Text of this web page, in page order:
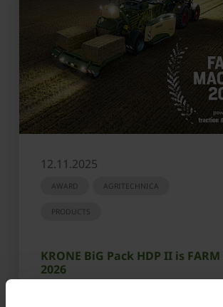
12.11.2025
AWARD AGRITECHNICA
PRODUCTS
KRONE BiG Pack HDP II is
2026